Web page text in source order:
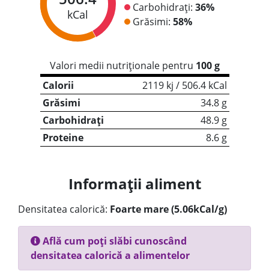
kCal
Carbohidrați: 36%
Grăsimi: 58%
Valori medii nutriționale pentru 100 g
Calorii
2119 kj / 506.4 kCal
Grăsimi
34.8 g
Carbohidrați
48.9 g
Proteine
8.6 g
Informații aliment
Densitatea calorică: Foarte mare (5.06kCal/g)
Află cum poți slăbi cunoscând
densitatea calorică a alimentelor